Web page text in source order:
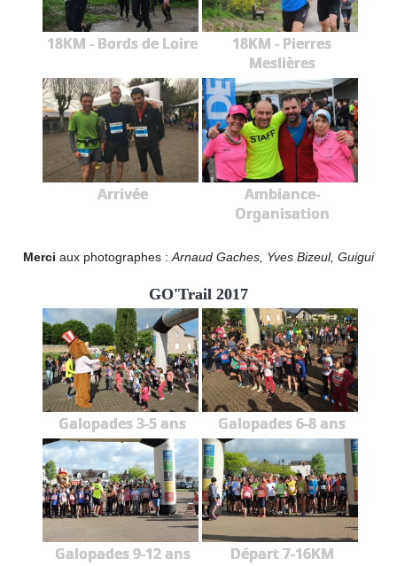
18KM - Bords de Loire
18KM - Pierres
Meslières
Arrivée
Ambiance-
Organisation
Merci aux photographes : Arnaud Gaches, Yves Bizeul, Guigui
GO'Trail 2017
Galopades 3-5 ans Galopades 6-8 ans
Galopades 9-12 ans Départ 7-16KM